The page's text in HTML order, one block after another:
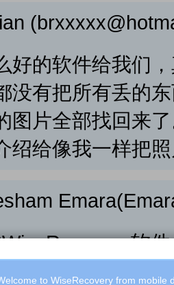
好的软件给我们
没有把所有丢的
图片全部找回来
绍给像我一样把
软
验。这个软件效
to WiseRecovery from mobile